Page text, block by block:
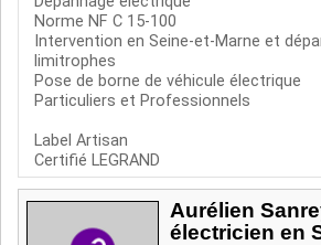
Norme NF C 15-100
Intervention en Seine-et-Marne et
limitrophes
Pose de borne de véhicule électrique
Particuliers et Professionnels
Label Artisan
Certifié LEGRAND
Aurélien
électricien en